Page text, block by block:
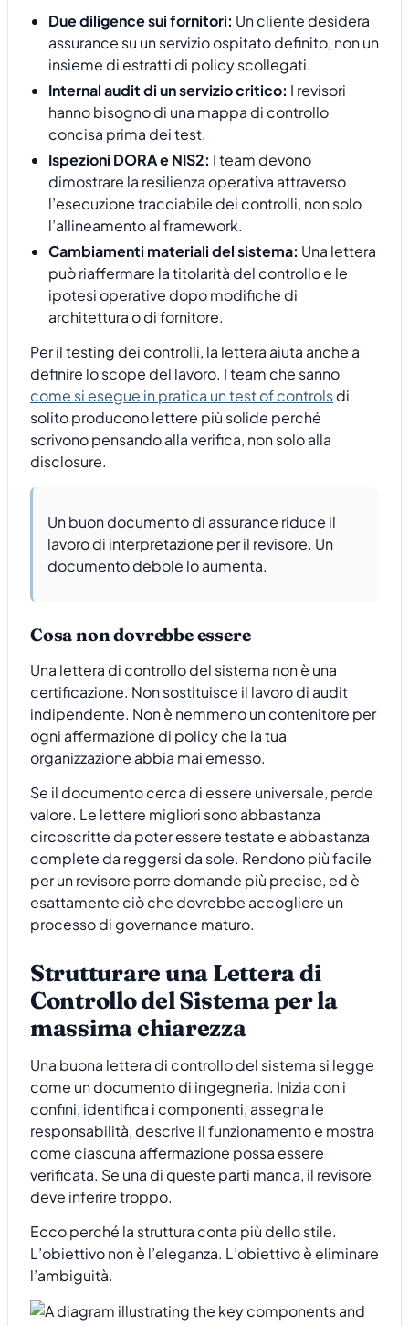
Due diligence sui fornitori: Un cliente desidera
assurance su un servizio ospitato definito, non un
insieme di estratti di policy scollegati.
Internal audit di un servizio critico: I revisori
hanno bisogno di una mappa di controllo
concisa prima dei test.
Ispezioni DORA e NIS2: I team devono
dimostrare la resilienza operativa attraverso
l’esecuzione tracciabile dei controlli, non solo
l’allineamento al framework.
Cambiamenti materiali del sistema: Una lettera
può riaffermare la titolarità del controllo e le
ipotesi operative dopo modifiche di
architettura o di fornitore.
Per il testing dei controlli, la lettera aiuta anche a
definire lo scope del lavoro. I team che sanno
come si esegue in pratica un test of controlsdi
solito producono lettere più solide perché
scrivono pensando alla verifica, non solo alla
disclosure.
Un buon documento di assurance riduce il
lavoro di interpretazione per il revisore. Un
documento debole lo aumenta.
Cosa non dovrebbe essere
Una lettera di controllo del sistema non è una
certificazione. Non sostituisce il lavoro di audit
indipendente. Non è nemmeno un contenitore per
ogni affermazione di policy che la tua
organizzazione abbia mai emesso.
Se il documento cerca di essere universale, perde
valore. Le lettere migliori sono abbastanza
circoscritte da poter essere testate e abbastanza
complete da reggersi da sole. Rendono più facile
per un revisore porre domande più precise, ed è
esattamente ciò che dovrebbe accogliere un
processo di governance maturo.
Strutturare una Lettera di
Controllo del Sistema per la
massima chiarezza
Una buona lettera di controllo del sistema si legge
come un documento di ingegneria. Inizia con i
confini, identifica i componenti, assegna le
responsabilità, descrive il funzionamento e mostra
come ciascuna affermazione possa essere
verificata. Se una di queste parti manca, il revisore
deve inferire troppo.
Ecco perché la struttura conta più dello stile.
L’obiettivo non è l’eleganza. L’obiettivo è eliminare
l’ambiguità.